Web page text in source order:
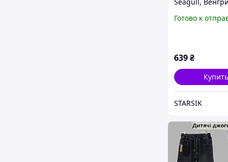
Готово к
639₴
Купить
STARSIK